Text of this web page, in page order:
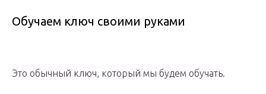
Обучаем ключ своими руками
Это обычный ключ, который мы будем обучать.